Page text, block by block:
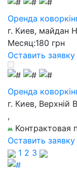
Оренда
г. Киев, майдан
Месяц:180 грн
Оставить заявку
Оренда
г. Киев, Верхній
,
Контрактовая
Оставить заявку
1 2 3